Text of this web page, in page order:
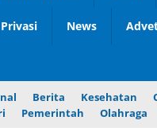
News
Berita Kesehatan
Pemerintah Olahraga